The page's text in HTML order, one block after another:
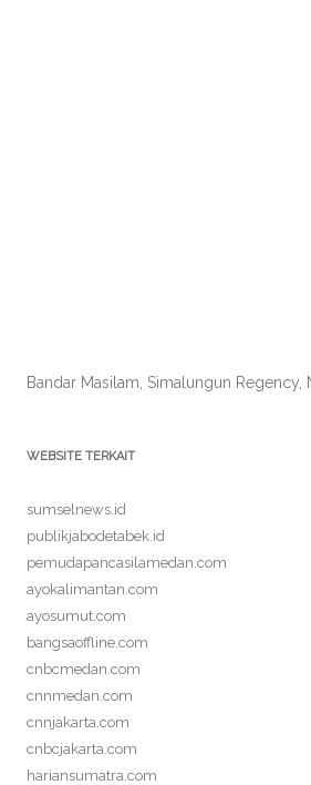
Bandar Masilam, Simalungun Regency,
WEBSITE TERKAIT
sumselnews.id
publikjabodetabek.id
pemudapancasilamedan.com
ayokalimantan.com
ayosumut.com
bangsaoffline.com
cnbcmedan.com
cnnmedan.com
cnnjakarta.com
cnbcjakarta.com
hariansumatra.com